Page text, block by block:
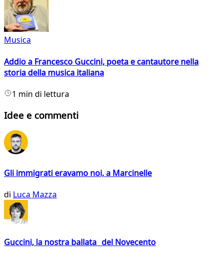
Musica
Addio a Francesco Guccini, poeta e cantautore nella
storia della musica italiana
1 min di lettura
Idee e commenti
Gli immigrati eravamo noi, a Marcinelle
di Luca Mazza
Guccini, la nostra ballata del Novecento